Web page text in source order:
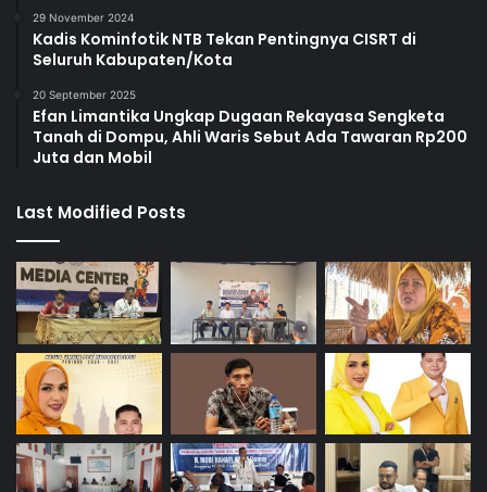
29 November 2024
Kadis Kominfotik NTB Tekan Pentingnya CISRT di
Seluruh Kabupaten/Kota
20 September 2025
Efan Limantika Ungkap Dugaan Rekayasa Sengketa
Tanah di Dompu, Ahli Waris Sebut Ada Tawaran Rp200
Juta dan Mobil
Last Modified Posts